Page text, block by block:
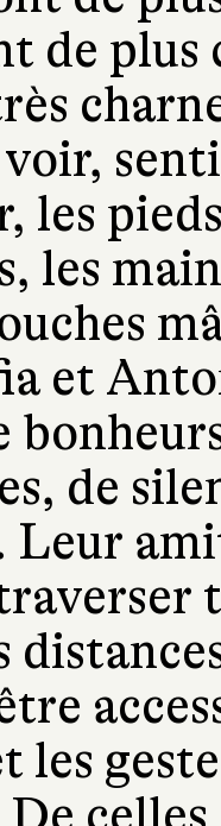
de
les
les
et
de
Leur
les